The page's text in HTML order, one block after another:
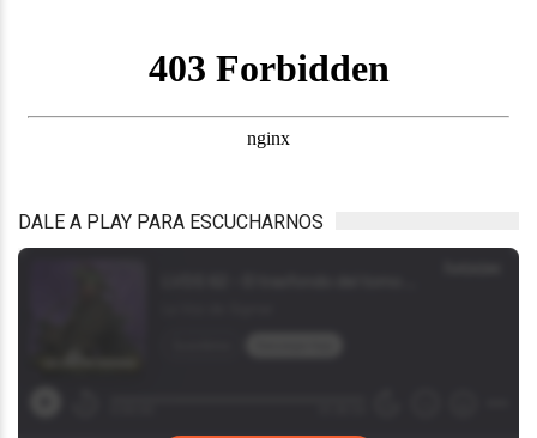
DALE A PLAY PARA ESCUCHARNOS